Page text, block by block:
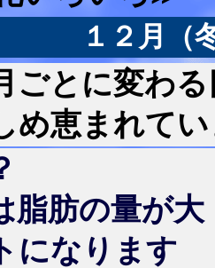
１２月（
ごとに変わ
め恵まれて
脂肪の量が大
になります